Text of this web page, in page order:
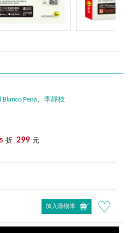
Pena、 李靜枝
折 299 元
加入購物車